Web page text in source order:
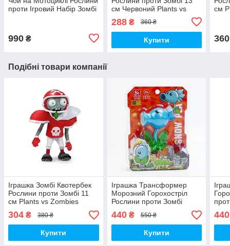
проти Ігровий Набір Зомбі
990 ₴
см Червоний Plants vs
288₴ 360 ₴
Купити
см
360
Подібні товари компанії
Іграшка Зомбі Квотербек
Рослини проти Зомбі 11
см Plants vs Zombies
(00104)
304 ₴ 380 ₴
Купити
Іграшка Трансформер
Морозний Горохостріл
Рослини проти Зомбі
Ігровий Набір Plants vs
Zombies (01296)
440₴ 550 ₴
Купити
440